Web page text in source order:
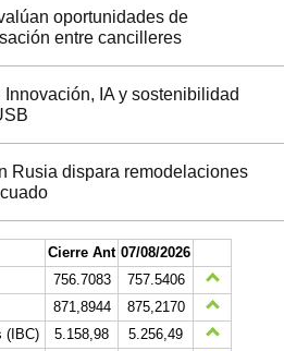
oportunidades de
entre cancilleres
IA y sostenibilidad
Rusia dispara remodelaciones
Cierre Ant 07/08/2026
756.7083
757.5406
871,8944
875,2170
(IBC)
5.158,98
5.256,49